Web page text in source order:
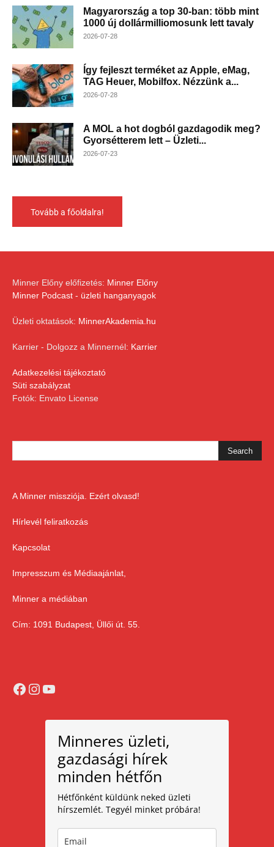
Magyarország a top 30-ban: több mint
1000 új dollármilliomosunk lett tavaly
2026-07-28
Így fejleszt terméket az Apple, eMag,
TAG Heuer, Mobilfox. Nézzünk a...
2026-07-28
A MOL a hot dogból gazdagodik meg?
Gyorsétterem lett – Üzleti...
2026-07-23
Tovább a főoldalra!
Minner Előny előfizetés: Minner Előny
Minner Podcast - üzleti hanganyagok
Üzleti oktatások: MinnerAkademia.hu
Karrier - Dolgozz a Minnernél: Karrier
Adatkezelési tájékoztató
Süti szabályzat
Fotók: Envato License
A Minner missziója. Ezért olvasd!
Hírlevél feliratkozás
Kapcsolat
Impresszum és Médiaajánlat,
Minner a médiában
Cím: 1091 Budapest, Üllői út. 55.
Facebook
Instagram
YouTube
Minneres üzleti,
gazdasági hírek
minden hétfőn
Hétfőnként küldünk neked üzleti
hírszemlét. Tegyél minket próbára!